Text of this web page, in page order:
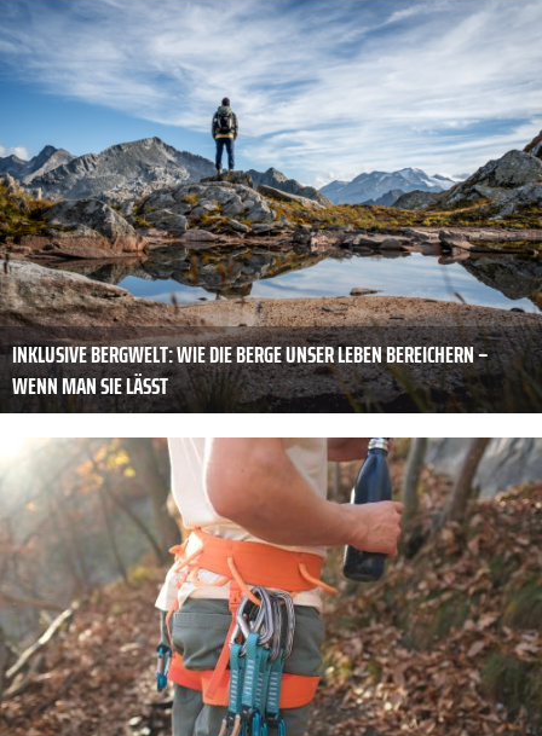
INKLUSIVE BERGWELT: WIE DIE BERGE UNSER LEBEN BEREICHERN –
WENN MAN SIE LÄSST